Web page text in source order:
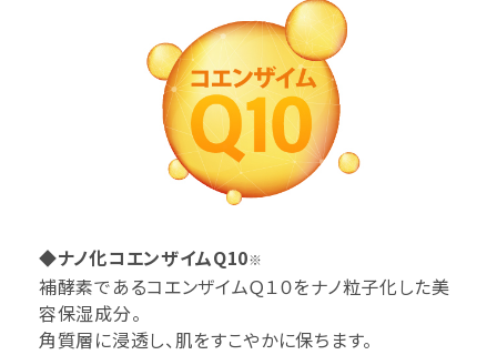
◆ナノ化コエンザイムQ10※
補酵素であるコエンザイムＱ１０をナノ粒子化した美
容保湿成分。
角質層に浸透し、肌をすこやかに保ちます。